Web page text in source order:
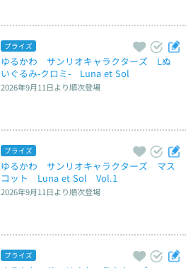
プライズ
ゆるかわ　サンリオキャラクターズ　Lぬ
いぐるみ‐クロミ‐　Luna et Sol
2026年9月11日より順次登場
プライズ
ゆるかわ　サンリオキャラクターズ　マス
コット　Luna et Sol　Vol.1
2026年9月11日より順次登場
プライズ